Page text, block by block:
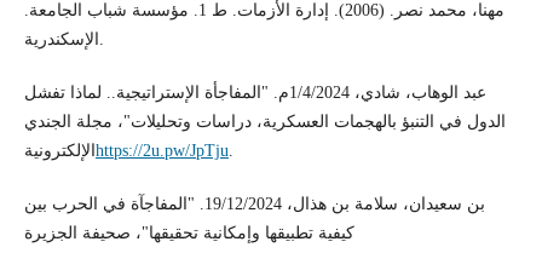
مهنا، محمد نصر. (2006). إدارة الأزمات. ط 1. مؤسسة شباب الجامعة.
الإسكندرية.
عبد الوهاب، شادي، 1/4/2024م. "المفاجأة الإستراتيجية.. لماذا تفشل
الدول في التنبؤ بالهجمات العسكرية، دراسات وتحليلات"، مجلة الجندي
الإلكترونية https://2u.pw/JpTju.
بن سعيدان، سلامة بن هذال، 19/12/2024. "المفاجآة في الحرب بين
كيفية تطبيقها وإمكانية تحقيقها"، صحيفة الجزيرة